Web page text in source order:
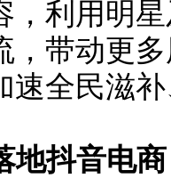
，利用明
，带动更
速全民滋
地抖音电